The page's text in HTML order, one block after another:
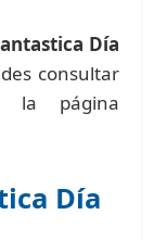
Día
consultar
la página
Día